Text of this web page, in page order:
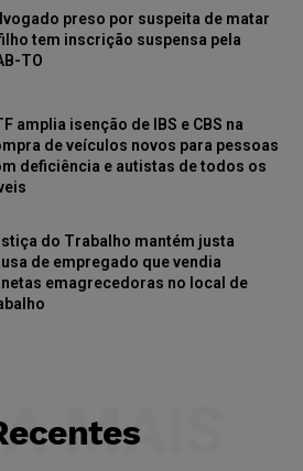
preso por suspeita de matar
tem inscrição suspensa pela
TO
amplia isenção de IBS e CBS na
de veículos novos para pessoas
deficiência e autistas de todos os
do Trabalho mantém justa
de empregado que vendia
emagrecedoras no local de
MAIS